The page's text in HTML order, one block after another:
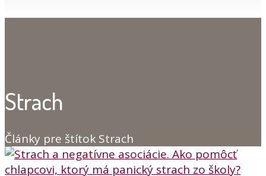
Strach
Články pre štítok Strach